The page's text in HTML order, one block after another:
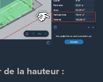
la hauteur :